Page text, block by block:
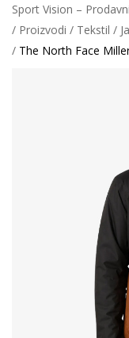
Sport Vision –
Proizvodi
Tekstil
The North Face